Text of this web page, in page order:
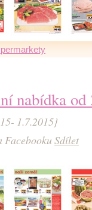
nabídka od
1.7.2015}
Facebooku Sdílet